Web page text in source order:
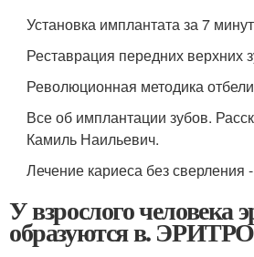
Установка имплантата за 7 минут
Реставрация передних верхних
Революционная методика
Все об имплантации зубов.
Камиль Наильевич.
Лечение кариеса без сверления
У взрослого человека
образуются в.